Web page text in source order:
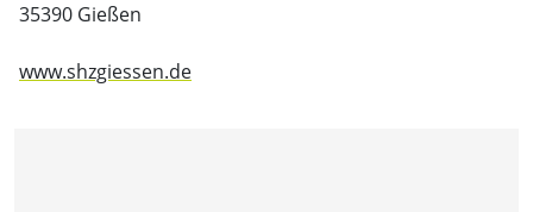
35390 Gießen
www.shzgiessen.de